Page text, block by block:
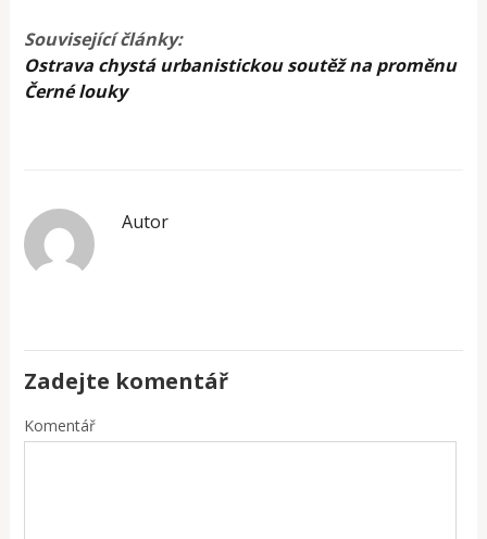
Související články:
Ostrava chystá urbanistickou soutěž na proměnu
Černé louky
Autor
Zadejte komentář
Komentář